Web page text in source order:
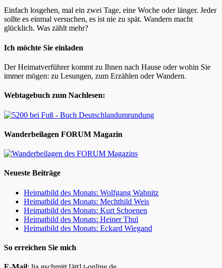
Einfach losgehen, mal ein zwei Tage, eine Woche oder länger. Jeder
sollte es einmal versuchen, es ist nie zu spät. Wandern macht
glücklich. Was zählt mehr?
Ich möchte Sie einladen
Der Heimatverführer kommt zu Ihnen nach Hause oder wohin Sie
immer mögen: zu Lesungen, zum Erzählen oder Wandern.
Webtagebuch zum Nachlesen:
Wanderbeilagen FORUM Magazin
Neueste Beiträge
Heimatbild des Monats: Wolfgang Wabnitz
Heimatbild des Monats: Mechthild Weis
Heimatbild des Monats: Kurt Schoenen
Heimatbild des Monats: Heiner Thul
Heimatbild des Monats: Eckard Wiegand
So erreichen Sie mich